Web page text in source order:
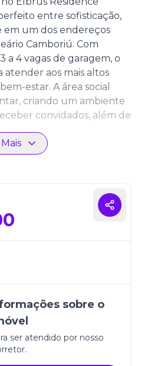
entre sofisticação,
um dos endereços
Camboriú. Com
a 4 vagas de garagem, o
aos mais altos
estar. A área social
criando um ambiente
convidados, além de
a carvão, ideal
com família e amigos.
porcelanato 1,2 m x 1,2
moderno e
diferenciado, que
funcional, área de
e terraço técnico,
vídeo porteiro e
que elevam a
um empreendimento de
sobre o
ser atendido por nosso